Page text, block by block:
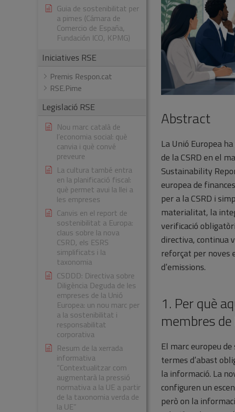
Guia de sostenibilitat per
a pimes (Cámara de
Comercio de España,
Fundación ICO, KPMG)
Iniciatives RSE
Premis Respon.cat
RSE.Pime
Legislació RSE
Nou marc català de
l’economia social: què
canvia i què convé
preveure
La cultura també entra
en la planificació fiscal:
què permet avui la llei a
les empreses
Canvis en el report de
sostenibilitat a Europa:
claus sobre la nova
CSRD, els ESRS
simplificats i la
taxonomia
CSDDD: Directiva sobre
Diligència Deguda de les
empreses de la Unió
Europea: un nou marc per
a la sostenibilitat i
responsabilitat
corporativa
Resum de la xerrada
informativa
“Contextualitzar com
augmentarà la pressió
normativa a la UE a partir
de la taxonomia verda de
la UE”
Abstract
La Unió Europea
de la CSRD en el
Sustainability
europea de
per a la CSRD i
materialitat, la
verificació
directiva, continua
reforçat per noves
d’emissions.
1. Per què
membres
El marc europeu
termes d’abast
la informació. La
configuren un
però on la